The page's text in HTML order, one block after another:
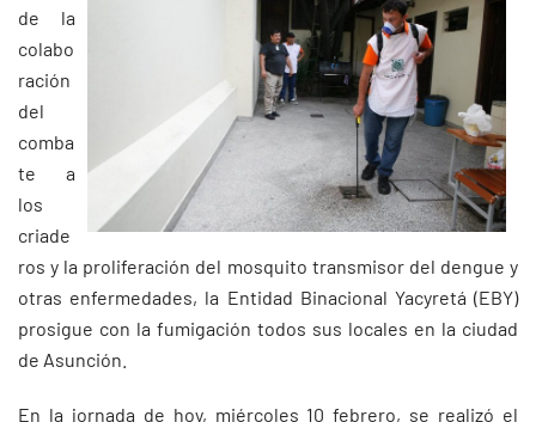
de la
colabo
ración
del
comba
te a
los
criade
ros y la proliferación del mosquito transmisor del dengue y
otras enfermedades, la Entidad Binacional Yacyretá (EBY)
prosigue con la fumigación todos sus locales en la ciudad
de Asunción.
En la jornada de hoy, miércoles 10 febrero, se realizó el